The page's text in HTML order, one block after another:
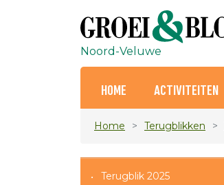
Noord-Veluwe
HOME ACTIVITEITEN
Home Terugblikken
Terugblik 2025